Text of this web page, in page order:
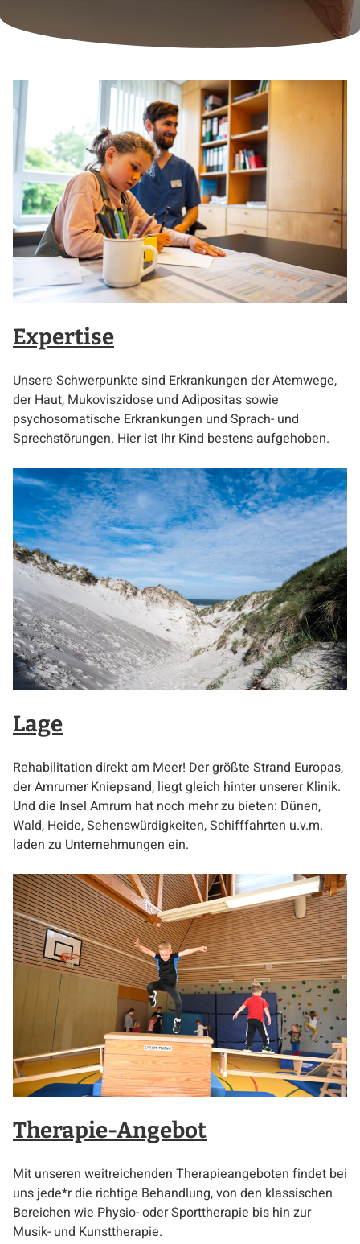
Expertise
Unsere Schwerpunkte sind Erkrankungen der Atemwege,
der Haut, Mukoviszidose und Adipositas sowie
psychosomatische Erkrankungen und Sprach- und
Sprechstörungen. Hier ist Ihr Kind bestens aufgehoben.
Lage
Rehabilitation direkt am Meer! Der größte Strand Europas,
der Amrumer Kniepsand, liegt gleich hinter unserer Klinik.
Und die Insel Amrum hat noch mehr zu bieten: Dünen,
Wald, Heide, Sehenswürdigkeiten, Schifffahrten u.v.m.
laden zu Unternehmungen ein.
Therapie-Angebot
Mit unseren weitreichenden Therapieangeboten findet bei
uns jede*r die richtige Behandlung, von den klassischen
Bereichen wie Physio- oder Sporttherapie bis hin zur
Musik- und Kunsttherapie.